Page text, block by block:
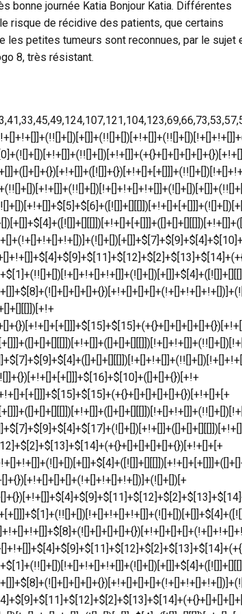
bonne journée Katia Bonjour Katia. Différentes
risque de récidive des patients, que certains
les petites tumeurs sont reconnues, par le sujet
8, très résistant.